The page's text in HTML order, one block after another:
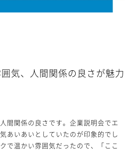
気、人間関係の良さが魅力
間関係の良さです。企業説明会でエ
あいあいとしていたのが印象的でし
で温かい雰囲気だったので、「ここ